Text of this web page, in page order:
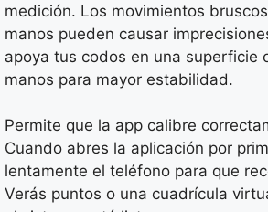
medición. Los movimientos
manos pueden causar
apoya tus codos en una superficie
manos para mayor estabilidad.
Permite que la app calibre
Cuando abres la aplicación por
lentamente el teléfono para que
Verás puntos o una cuadrícula